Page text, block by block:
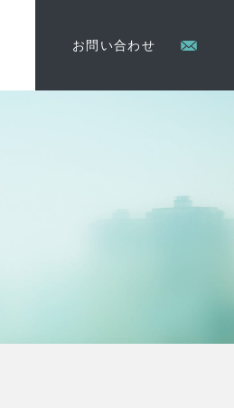
お問い合わせ